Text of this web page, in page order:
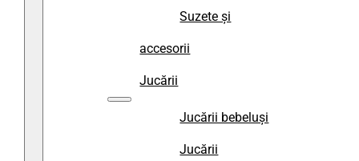
Suzete și
accesorii
Jucării
Jucării bebeluși
Jucării